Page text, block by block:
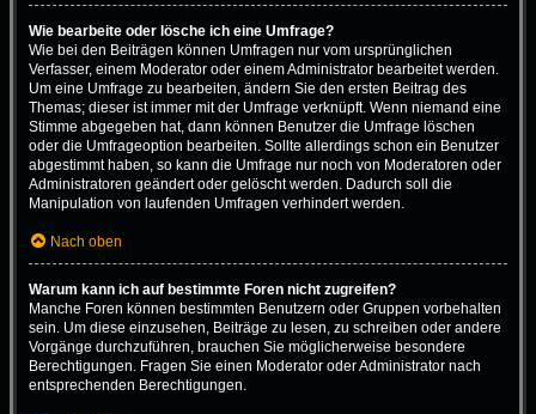
Wie bearbeite oder lösche ich eine Umfrage?
Wie bei den Beiträgen können Umfragen nur vom ursprünglichen
Verfasser, einem Moderator oder einem Administrator bearbeitet werden.
Um eine Umfrage zu bearbeiten, ändern Sie den ersten Beitrag des
Themas; dieser ist immer mit der Umfrage verknüpft. Wenn niemand eine
Stimme abgegeben hat, dann können Benutzer die Umfrage löschen
oder die Umfrageoption bearbeiten. Sollte allerdings schon ein Benutzer
abgestimmt haben, so kann die Umfrage nur noch von Moderatoren oder
Administratoren geändert oder gelöscht werden. Dadurch soll die
Manipulation von laufenden Umfragen verhindert werden.
Nach oben
Warum kann ich auf bestimmte Foren nicht zugreifen?
Manche Foren können bestimmten Benutzern oder Gruppen vorbehalten
sein. Um diese einzusehen, Beiträge zu lesen, zu schreiben oder andere
Vorgänge durchzuführen, brauchen Sie möglicherweise besondere
Berechtigungen. Fragen Sie einen Moderator oder Administrator nach
entsprechenden Berechtigungen.